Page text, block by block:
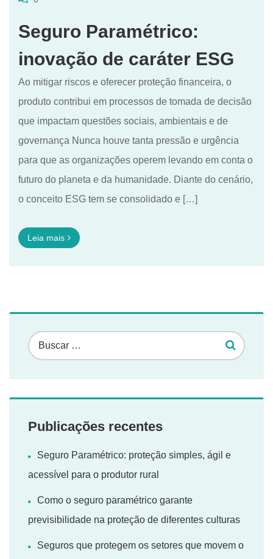
Seguro Paramétrico:
inovação de caráter ESG
Ao mitigar riscos e oferecer proteção financeira, o
produto contribui em processos de tomada de decisão
que impactam questões sociais, ambientais e de
governança Nunca houve tanta pressão e urgência
para que as organizações operem levando em conta o
futuro do planeta e da humanidade. Diante do cenário,
o conceito ESG tem se consolidado e […]
Leia mais
Publicações recentes
Seguro Paramétrico: proteção simples, ágil e
acessível para o produtor rural
Como o seguro paramétrico garante
previsibilidade na proteção de diferentes culturas
Seguros que protegem os setores que movem o